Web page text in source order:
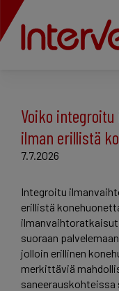
Voiko
ilman erillistä
7.7.2026
Integroitu
erillistä
suoraan
jolloin erillinen
merkittäviä